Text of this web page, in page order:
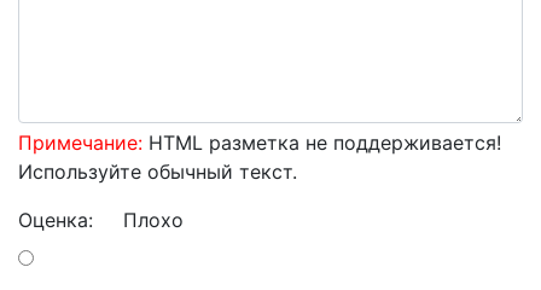
Примечание: HTML разметка не поддерживается!
Используйте обычный текст.
Оценка: Плохо